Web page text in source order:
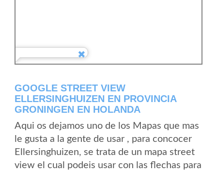
GOOGLE STREET VIEW
ELLERSINGHUIZEN EN PROVINCIA
GRONINGEN EN HOLANDA
Aqui os dejamos uno de los Mapas que mas
le gusta a la gente de usar , para concocer
Ellersinghuizen, se trata de un mapa street
view el cual podeis usar con las flechas para